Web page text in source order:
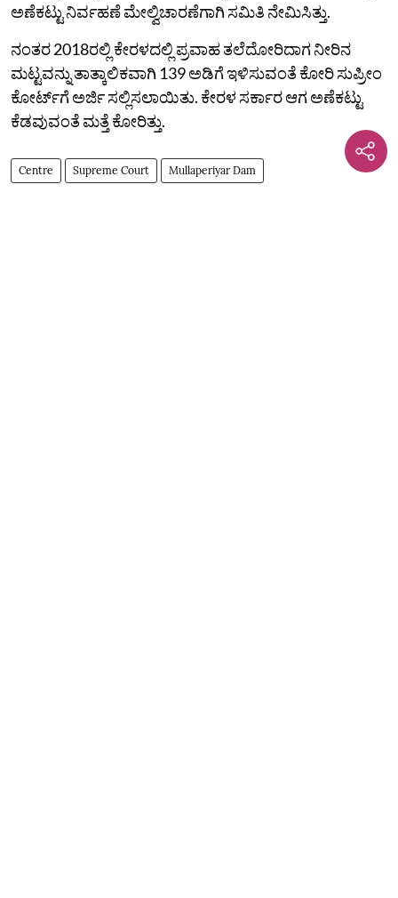
ಅಣೆಕಟ್ಟು ನಿರ್ವಹಣೆ ಮೇಲ್ವಿಚಾರಣೆಗಾಗಿ ಸಮಿತಿ ನೇಮಿಸಿತ್ತು.
ನಂತರ 2018ರಲ್ಲಿ ಕೇರಳದಲ್ಲಿ ಪ್ರವಾಹ ತಲೆದೋರಿದಾಗ ನೀರಿನ
ಮಟ್ಟವನ್ನು ತಾತ್ಕಾಲಿಕವಾಗಿ 139 ಅಡಿಗೆ ಇಳಿಸುವಂತೆ ಕೋರಿ ಸುಪ್ರೀಂ
ಕೋರ್ಟ್‌ಗೆ ಅರ್ಜಿ ಸಲ್ಲಿಸಲಾಯಿತು. ಕೇರಳ ಸರ್ಕಾರ ಆಗ ಅಣೆಕಟ್ಟು
ಕೆಡವುವಂತೆ ಮತ್ತೆ ಕೋರಿತ್ತು.
Centre Supreme Court Mullaperiyar Dam